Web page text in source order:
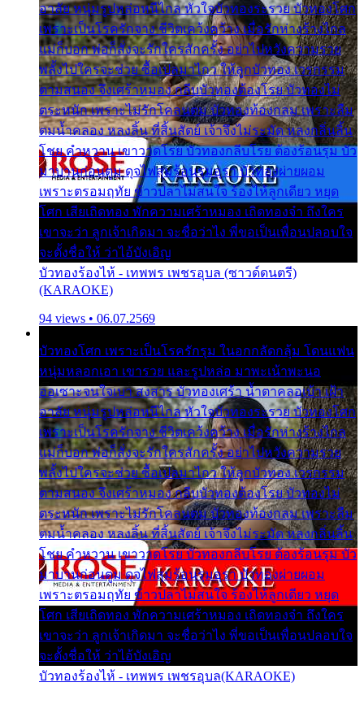
อาลัย หนุ่มรูปหล่อหนีไกล หัวใจบัวทองระรวย บัวทองโศก
เพราะเป็นโรครักจาง ชีวิตเคว้งคว้าง เมื่อรักห่างร้างไกล
แม่ก็บอก พ่อก็สั่งจะรักใครสักครั้ง อย่าไปหวังความรวย
พลั้งไปใครจะช่วย ซื้อเปลมาไกว ให้ลูกบัวทอง เวรกรรม
ตามสนอง จึงเศร้าหมอง กลีบบัวทองต้องโรย บัวทองไม่
ตระหนัก เพราะไม่รักโคลนตม บัวทองท้องกลม เพราะลืม
ตมน้ำคลอง หลงลิ้น ที่สิ้นสัตย์ เจ้าจึงไม่ระมัด หลงกลิ่นลิ้น
โชย คำหวาน เขาวาดโรย บัวทองกลีบโรย ต้องร้อนรุม บัว
มาบานก่อนตูม ดุจไฟสุมร้อนรุมอุรา บัวทองผ่ายผอม
เพราะตรอมฤทัย ข้าวปลาไม่สนใจ ร้องไห้ลูกเดียว หยุด
โศก เสียเถิดทอง พักความเศร้าหมอง เถิดทองจ๋า ถึงใคร
เขาจะว่า ลูกเจ้าเกิดมา จะชื่อว่าไง พี่ขอเป็นเพื่อนปลอบใจ
จะตั้งชื่อให้ ว่าไอ้บังเอิญ
บัวทองร้องไห้ - เทพพร เพชรอุบล (ซาวด์ดนตรี)
(KARAOKE)
94 views • 06.07.2569
บัวทองโศก เพราะเป็นโรครักรุม ในอกกลัดกลุ้ม โดนแฟน
หนุ่มหลอกเอา เขารวย และรูปหล่อ มาพะเน้าพะนอ
ออเซาะจนใจเบา สงสาร บัวทองเศร้า น้ำตาคลอเบ้า เฝ้า
อาลัย หนุ่มรูปหล่อหนีไกล หัวใจบัวทองระรวย บัวทองโศก
เพราะเป็นโรครักจาง ชีวิตเคว้งคว้าง เมื่อรักห่างร้างไกล
แม่ก็บอก พ่อก็สั่งจะรักใครสักครั้ง อย่าไปหวังความรวย
พลั้งไปใครจะช่วย ซื้อเปลมาไกว ให้ลูกบัวทอง เวรกรรม
ตามสนอง จึงเศร้าหมอง กลีบบัวทองต้องโรย บัวทองไม่
ตระหนัก เพราะไม่รักโคลนตม บัวทองท้องกลม เพราะลืม
ตมน้ำคลอง หลงลิ้น ที่สิ้นสัตย์ เจ้าจึงไม่ระมัด หลงกลิ่นลิ้น
โชย คำหวาน เขาวาดโรย บัวทองกลีบโรย ต้องร้อนรุม บัว
มาบานก่อนตูม ดุจไฟสุมร้อนรุมอุรา บัวทองผ่ายผอม
เพราะตรอมฤทัย ข้าวปลาไม่สนใจ ร้องไห้ลูกเดียว หยุด
โศก เสียเถิดทอง พักความเศร้าหมอง เถิดทองจ๋า ถึงใคร
เขาจะว่า ลูกเจ้าเกิดมา จะชื่อว่าไง พี่ขอเป็นเพื่อนปลอบใจ
จะตั้งชื่อให้ ว่าไอ้บังเอิญ
บัวทองร้องไห้ - เทพพร เพชรอุบล(KARAOKE)